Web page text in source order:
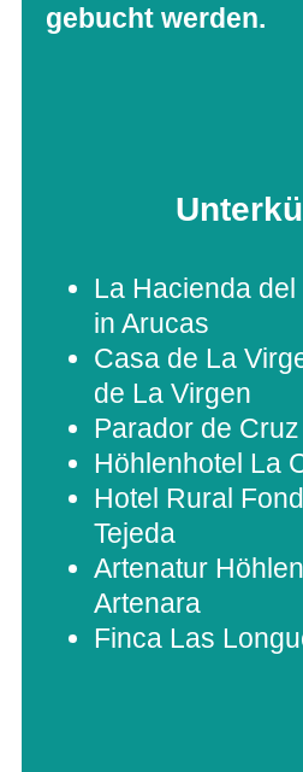
gebucht werden.
La Haci­enda
in Arucas
Casa de La
de La Virgen
Para­dor de
Höh­len­ho­tel La
Hotel Rural
Tejeda
Arte­na­tur
Artenara
Finca Las